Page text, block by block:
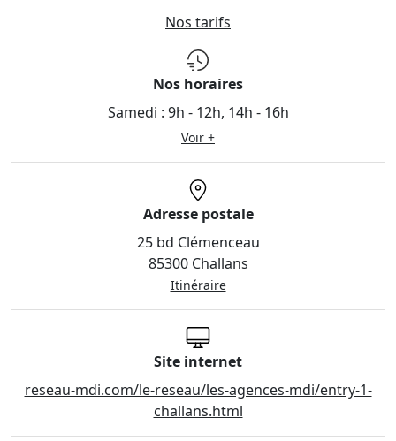
Nos tarifs
Nos horaires
Samedi : 9h - 12h, 14h - 16h
Voir +
Adresse postale
25 bd Clémenceau
85300 Challans
Itinéraire
Site internet
reseau-mdi.com/le-reseau/les-agences-mdi/entry-1-
challans.html